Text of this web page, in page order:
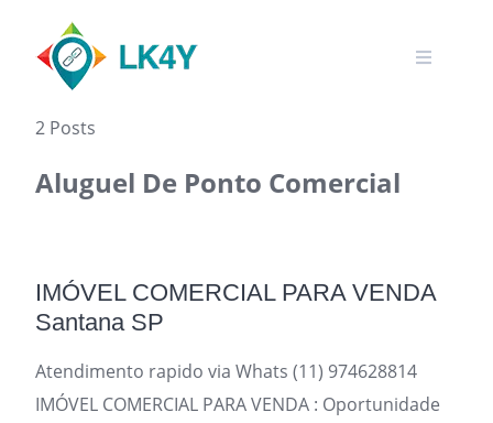
content
2 Posts
Aluguel De Ponto Comercial
IMÓVEL COMERCIAL PARA VENDA
Santana SP
Atendimento rapido via Whats (11) 974628814
IMÓVEL COMERCIAL PARA VENDA : Oportunidade